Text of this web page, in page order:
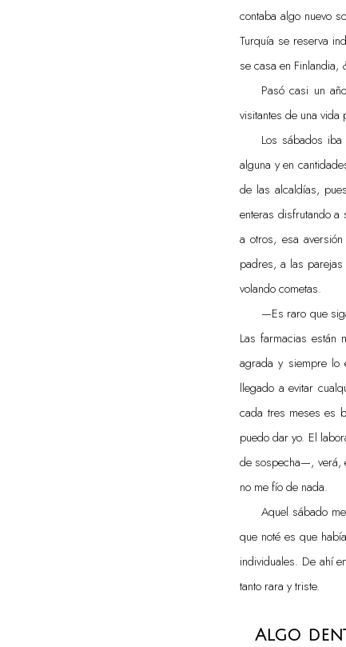
contaba algo nuevo
Turquía se reserva
se casa en Finlandia,
Pasó casi un
visitantes de una vida
Los sábados
alguna y en
de las alcaldías,
enteras disfrutando
a otros, esa
padres, a las
volando cometas.
—Es raro que
Las farmacias están
agrada y siempre lo
llegado a evitar
cada tres meses es
puedo dar yo. El
de sospecha—, verá,
no me fío de nada.
Aquel sábado
que noté es que
individuales. De ahí
tanto rara y triste.
Algo